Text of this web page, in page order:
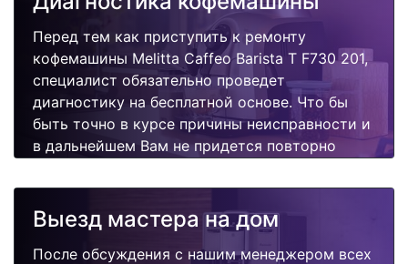
Перед тем как приступить к ремонту
кофемашины Melitta Caffeo Barista T F730 201,
специалист обязательно проведет
диагностику на бесплатной основе. Что бы
быть точно в курсе причины неисправности и
в дальнейшем Вам не придется повторно
поломок.
Выезд мастера на дом
После обсуждения с нашим менеджером всех